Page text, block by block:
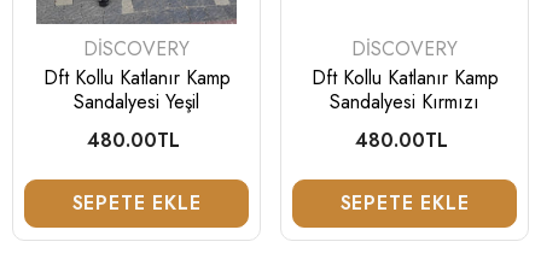
SATICI:
DISCOVERY
Dft Kollu Katlanır Kamp
Sandalyesi Yeşil
Normal
480.00TL
SEPETE EKLE
SATICI:
DISCOVERY
Dft Kollu Katlanır Kamp
Sandalyesi Kırmızı
Normal
480.00TL
SEPETE EKLE